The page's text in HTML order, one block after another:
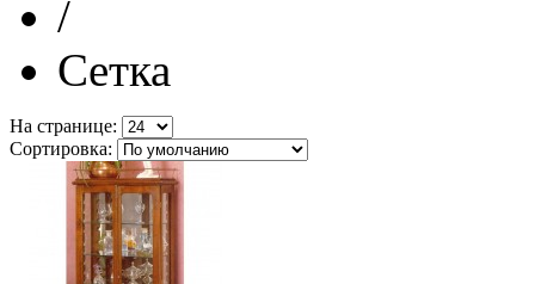
/
Сетка
На странице:
Сортировка: